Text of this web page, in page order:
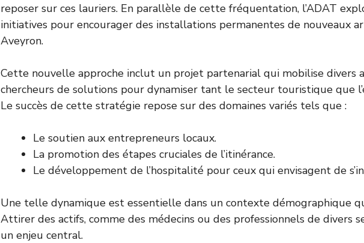
reposer sur ces lauriers. En parallèle de cette fréquentation, l’ADAT
initiatives pour encourager des installations permanentes de nouveaux
Aveyron.
Cette nouvelle approche inclut un projet partenarial qui mobilise divers
chercheurs de solutions pour dynamiser tant le secteur touristique que
Le succès de cette stratégie repose sur des domaines variés tels que :
Le soutien aux entrepreneurs locaux.
La promotion des étapes cruciales de l’itinérance.
Le développement de l’hospitalité pour ceux qui envisagent de
Une telle dynamique est essentielle dans un contexte démographique
Attirer des actifs, comme des médecins ou des professionnels de divers
un enjeu central.